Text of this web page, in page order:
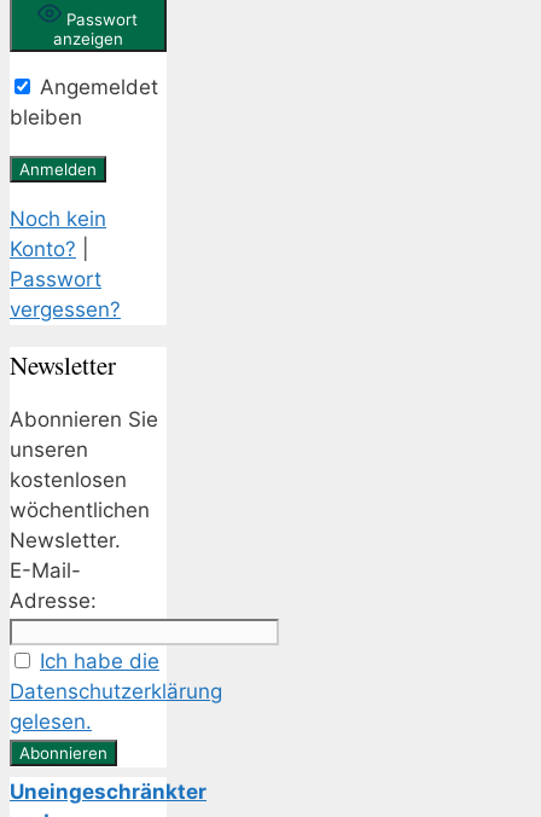
Passwort
anzeigen
Angemeldet
bleiben
Noch kein
Konto?
Passwort
vergessen?
Newsletter
Abonnieren Sie
unseren
kostenlosen
wöchentlichen
Newsletter.
E-Mail-
Adresse:
Ich habe die
Datenschutzerklärung
gelesen.
Uneingeschränkter